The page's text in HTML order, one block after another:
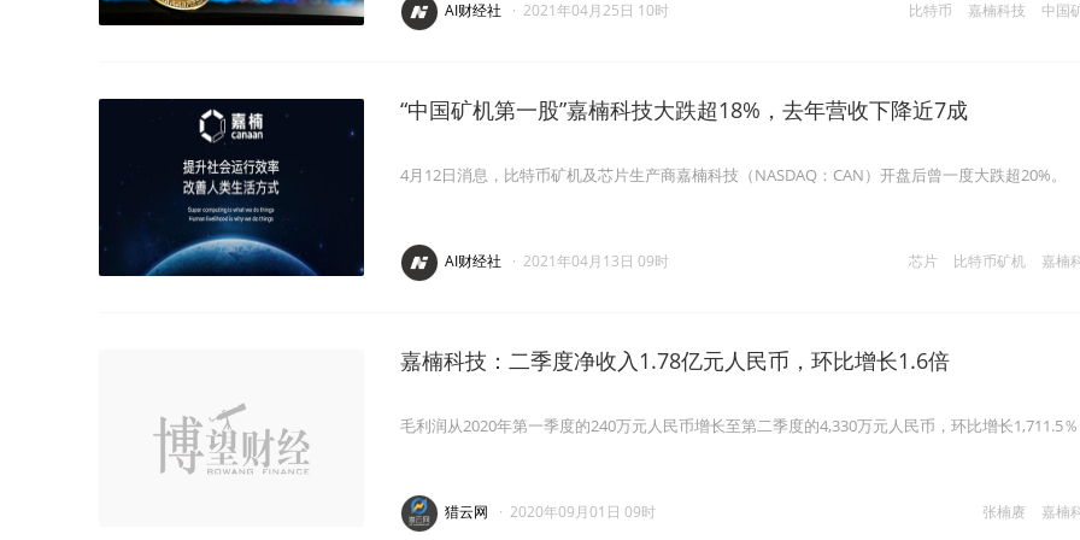
比特币 嘉楠科技 中国
AI财经社 · 2021年04月25日 10时
“中国矿机第一股”嘉楠科技大跌超18%，去年营收下降近7成
4月12日消息，比特币矿机及芯片生产商嘉楠科技（NASDAQ：CAN）开盘后曾一度大跌超20%。
芯片 比特币矿机 嘉楠
AI财经社 · 2021年04月13日 09时
嘉楠科技：二季度净收入1.78亿元人民币，环比增长1.6倍
毛利润从2020年第一季度的240万元人民币增长至第二季度的4,330万元人民币，环比增长1,711.5％
张楠赓 嘉楠
猎云网 · 2020年09月01日 09时